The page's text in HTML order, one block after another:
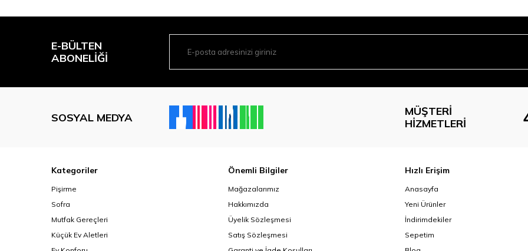
E-BÜLTEN
ABONELIĞI
SOSYAL MEDYA
MÜŞTERI
HIZMETLERI
Kategoriler
Pişirme
Sofra
Mutfak Gereçleri
Küçük Ev Aletleri
Önemli Bilgiler
Mağazalarımız
Hakkımızda
Üyelik Sözleşmesi
Satış Sözleşmesi
Hızlı Erişim
Anasayfa
Yeni Ürünler
İndirimdekiler
Sepetim